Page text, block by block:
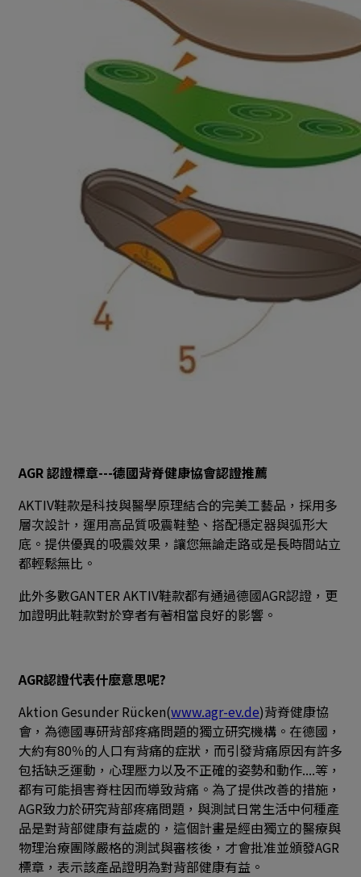
AGR 認證標章---德國背脊健康協會認證推薦
AKTIV鞋款是科技與醫學原理結合的完美工藝品，採用多
層次設計，運用高品質吸震鞋墊、搭配穩定器與弧形大
底。提供優異的吸震效果，讓您無論走路或是長時間站立
都輕鬆無比。
此外多數GANTER AKTIV鞋款都有通過德國AGR認證，更
加證明此鞋款對於穿者有著相當良好的影響。
AGR認證代表什麼意思呢?
Aktion Gesunder Rücken(www.agr-ev.de)背脊健康協
會，為德國專研背部疼痛問題的獨立研究機構。在德國，
大約有80％的人口有背痛的症狀，而引發背痛原因有許多
包括缺乏運動，心理壓力以及不正確的姿勢和動作....等，
都有可能損害脊柱因而導致背痛。為了提供改善的措施，
AGR致力於研究背部疼痛問題，與測試日常生活中何種產
品是對背部健康有益處的，這個計畫是經由獨立的醫療與
物理治療團隊嚴格的測試與審核後，才會批准並頒發AGR
標章，表示該產品證明為對背部健康有益。